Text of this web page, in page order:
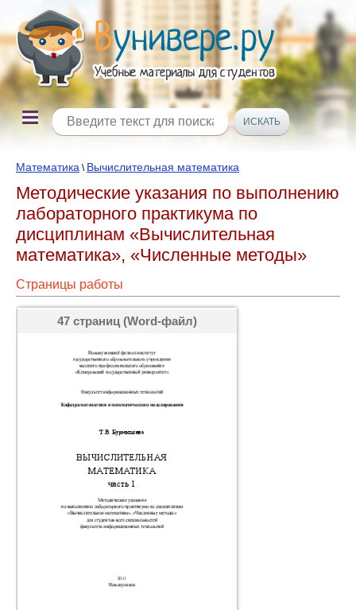
Математика \ Вычислительная математика
Методические указания по выполнению
лабораторного практикума по
дисциплинам «Вычислительная
математика», «Численные методы»
Страницы работы
47 страниц (Word-файл)